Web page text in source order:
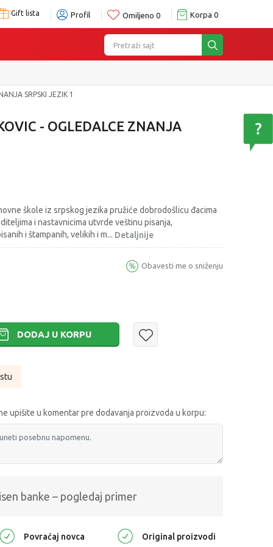
Gift lista Profil Omiljeno 0 Korpa 0
Pretraži sajt
SRPSKI JEZIK 1
- OGLEDALCE ZNANJA
škole iz srpskog jezika pružiće dobrodošlicu đacima
i nastavnicima utvrde veštinu pisanja,
i štampanih, velikih i m... Detaljnije
Obavesti me o sniženju
DODAJ U KORPU
upišite u komentar pre dodavanja proizvoda u korpu:
banke – pogledaj primer
Povraćaj novca Original proizvodi